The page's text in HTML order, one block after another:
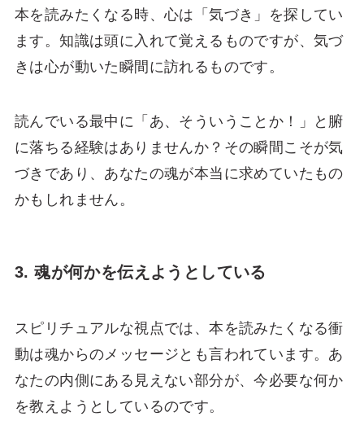
本を読みたくなる時、心は「気づき」を探してい
ます。知識は頭に入れて覚えるものですが、気づ
きは心が動いた瞬間に訪れるものです。
読んでいる最中に「あ、そういうことか！」と腑
に落ちる経験はありませんか？その瞬間こそが気
づきであり、あなたの魂が本当に求めていたもの
かもしれません。
3. 魂が何かを伝えようとしている
スピリチュアルな視点では、本を読みたくなる衝
動は魂からのメッセージとも言われています。あ
なたの内側にある見えない部分が、今必要な何か
を教えようとしているのです。